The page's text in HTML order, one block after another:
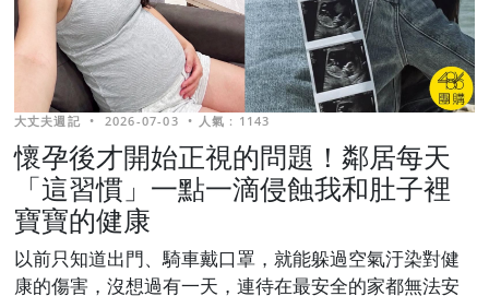
大丈夫週記 • 2026-07-03 • 人氣 : 1143
懷孕後才開始正視的問題！鄰居每天
「這習慣」一點一滴侵蝕我和肚子裡
寶寶的健康
以前只知道出門、騎車戴口罩，就能躲過空氣汙染對健
康的傷害，沒想過有一天，連待在最安全的家都無法安